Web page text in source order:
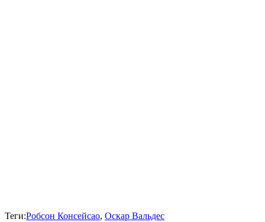
Теги:Робсон Консейсао, Оскар Вальдес